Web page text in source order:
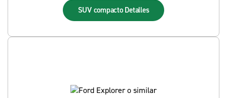
SUV compacto Detalles